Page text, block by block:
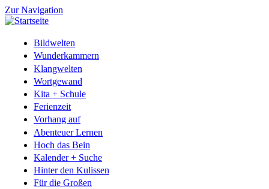
Zur Navigation
Bildwelten
Wunderkammern
Klangwelten
Wortgewand
Kita + Schule
Ferienzeit
Vorhang auf
Abenteuer Lernen
Hoch das Bein
Kalender + Suche
Hinter den Kulissen
Für die Großen